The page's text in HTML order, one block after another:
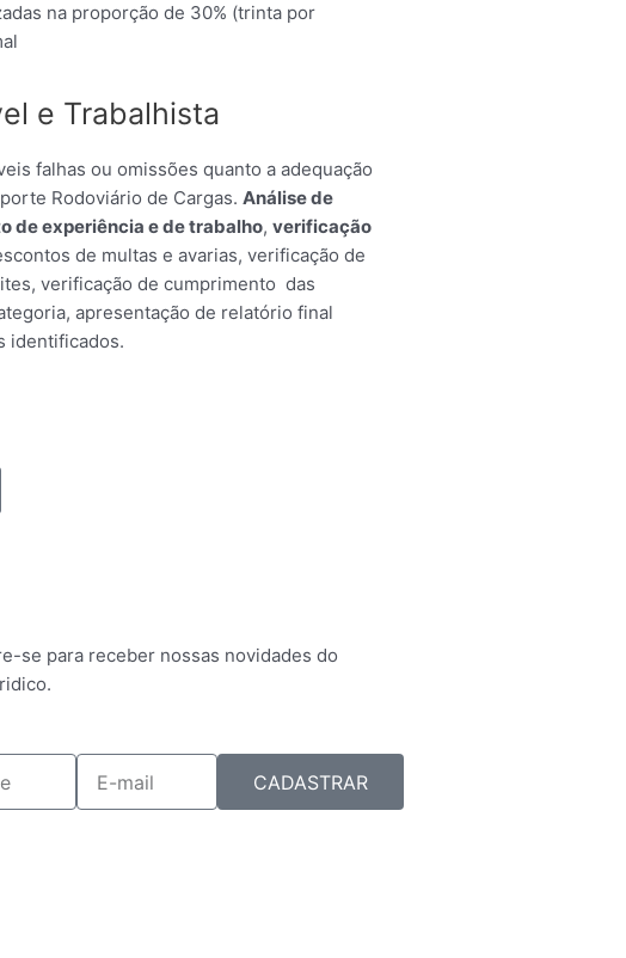
na proporção de 30% (trinta por
e Trabalhista
falhas ou omissões quanto a adequação
Rodoviário de Cargas. Análise de
de experiência e de trabalho, verificação
de multas e avarias, verificação de
verificação de cumprimento das
apresentação de relatório final
identificados.
se para receber nossas novidades do
CADASTRAR